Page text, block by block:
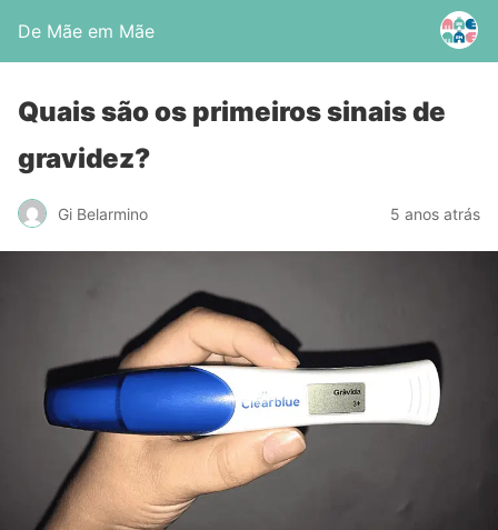
De Mãe em Mãe
Quais são os primeiros sinais de
gravidez?
Gi Belarmino 5 anos atrás